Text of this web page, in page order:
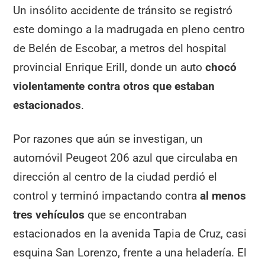
Un insólito accidente de tránsito se registró
este domingo a la madrugada en pleno centro
de Belén de Escobar, a metros del hospital
provincial Enrique Erill, donde un autochocó
violentamente contra otros que estaban
estacionados.
Por razones que aún se investigan, un
automóvil Peugeot 206 azul que circulaba en
dirección al centro de la ciudad perdió el
control y terminó impactando contra al menos
tres vehículos que se encontraban
estacionados en la avenida Tapia de Cruz, casi
esquina San Lorenzo, frente a una heladería. El